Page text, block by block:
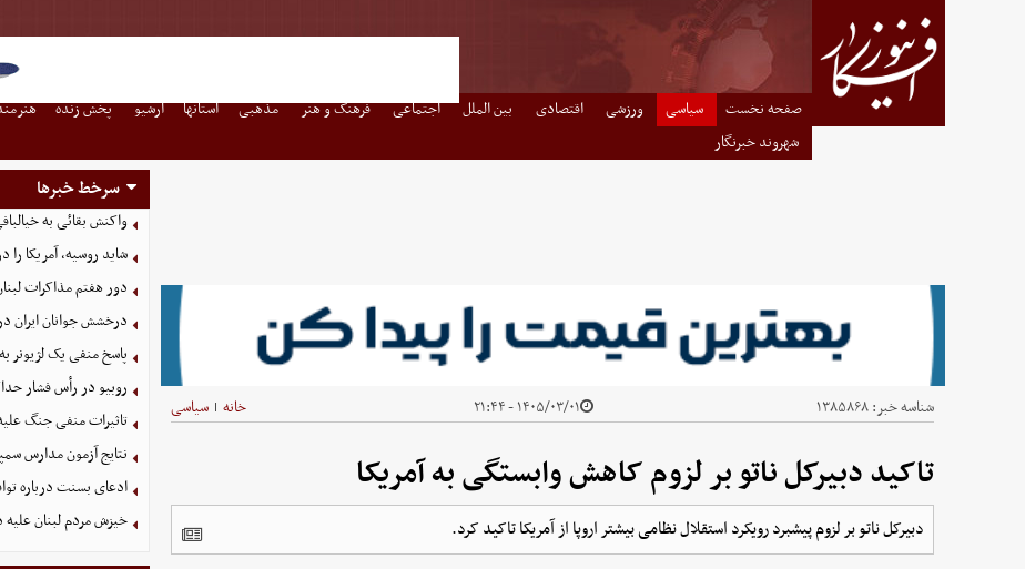
صفحه نخست سیاسی ورزشی اقتصادی بین الملل اجتماعی فرهنگ و هنر مذهبی استانها آرشیو پخش زنده
شهروند خبرنگار
شناسه خبر:۱۳۸۵۸۶۸ ۱۴۰۵/۰۳/۰۱ - ۲۱:۴۴ خانه | سیاسی
تاکید دبیرکل ناتو بر لزوم کاهش وابستگی به آمریکا
دبیرکل ناتو بر لزوم پیشبرد رویکرد استقلال نظامی بیشتر اروپا از آمریکا تاکید کرد.
سرخط خبرها
واکنش بقائی به
شاید روسیه، آمریکا را
دور هفتم مذاکرات
درخشش جوانان ایران
پاسخ منفی یک لژیونر
روبیو در رأس فشار
تاثیرات منفی جنگ علیه
نتایج آزمون مدارس
ادعای بسنت درباره
خیزش مردم لبنان